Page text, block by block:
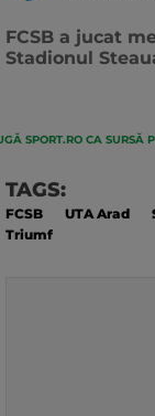
FCSB a jucat
Stadionul
SPORT.RO CA SURSĂ
TAGS:
FCSB UTA Arad
Triumf